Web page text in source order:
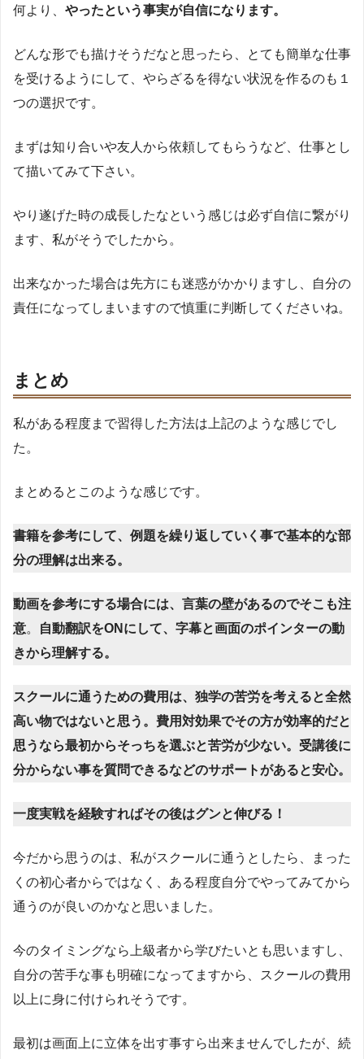
何より、 やったという事実が自信になります。
どんな形でも描けそうだなと思ったら、とても簡単な仕事
を受けるようにして、やらざるを得ない状況を作るのも１
つの選択です。
まずは知り合いや友人から依頼してもらうなど、仕事とし
て描いてみて下さい。
やり遂げた時の成長したなという感じは必ず自信に繋がり
ます、私がそうでしたから。
出来なかった場合は先方にも迷惑がかかりますし、自分の
責任になってしまいますので慎重に判断してくださいね。
まとめ
私がある程度まで習得した方法は上記のような感じでし
た。
まとめるとこのような感じです。
書籍を参考にして、例題を繰り返していく事で基本的な部
分の理解は出来る。
動画を参考にする場合には、言葉の壁があるのでそこも注
意。
自動翻訳をONにして、字幕と画面のポインターの動
きから理解する。
スクールに通うための費用は、独学の苦労を考えると全然
高い物ではないと思う。費用対効果でその方が効率的だと
思うなら最初からそっちを選ぶと苦労が少ない。受講後に
分からない事を質問できるなどのサポートがあると安心。
一度実戦を経験すればその後はグンと伸びる！
今だから思うのは、私がスクールに通うとしたら、まった
くの初心者からではなく、ある程度自分でやってみてから
通うのが良いのかなと思いました。
今のタイミングなら上級者から学びたいとも思いますし、
自分の苦手な事も明確になってますから、スクールの費用
以上に身に付けられそうです。
最初は画面上に立体を出す事すら出来ませんでしたが、続